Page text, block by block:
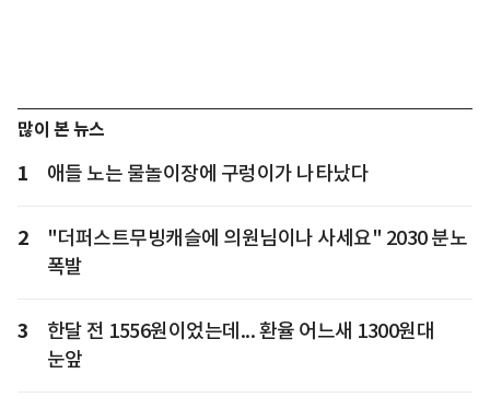
많이 본 뉴스
1 애들 노는 물놀이장에 구렁이가 나타났다
2
"더퍼스트무빙캐슬에 의원님이나 사세요" 2030 분노
폭발
3
한달 전 1556원이었는데... 환율 어느새 1300원대
눈앞